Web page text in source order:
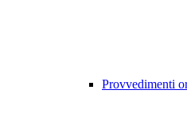
Provvedimenti